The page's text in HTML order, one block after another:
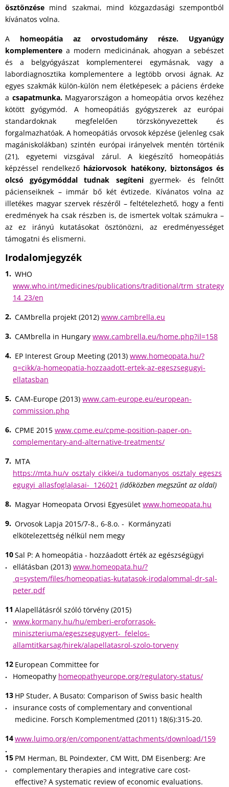
ösztönzése mind szakmai, mind közgazdasági szempontból
kívánatos volna.
A homeopátia az orvostudomány része. Ugyanúgy
komplementere a modern medicinának, ahogyan a sebészet
és a belgyógyászat komplementerei egymásnak, vagy a
labordiagnosztika komplementere a legtöbb orvosi ágnak. Az
egyes szakmák külön-külön nem életképesek; a páciens érdeke
a csapatmunka. Magyarországon a homeopátia orvos kezéhez
kötött gyógymód. A homeopátiás gyógyszerek az európai
standardoknak megfelelően törzskönyvezettek és
forgalmazhatóak. A homeopátiás orvosok képzése (jelenleg csak
magániskolákban) szintén európai irányelvek mentén történik
(21), egyetemi vizsgával zárul. A kiegészítő homeopátiás
képzéssel rendelkező háziorvosok hatékony, biztonságos és
olcsó gyógymóddal tudnak segítenigyermek- és felnőtt
pácienseiknek – immár bő két évtizede. Kívánatos volna az
illetékes magyar szervek részéről – feltételezhető, hogy a fenti
eredmények ha csak részben is, de ismertek voltak számukra –
az ez irányú kutatásokat ösztönözni, az eredményességet
támogatni és elismerni.
Irodalomjegyzék
WHO
www.who.int/medicines/publications/traditional/trm_strategy
14_23/en
CAMbrella projekt (2012) www.cambrella.eu
CAMbrella in Hungary www.cambrella.eu/home.php?il=158
EP Interest Group Meeting (2013) www.homeopata.hu/?
q=cikk/a-homeopatia-hozzaadott-ertek-az-egeszsegugyi-
ellatasban
CAM-Europe (2013) www.cam-europe.eu/european-
commission.php
CPME 2015 www.cpme.eu/cpme-position-paper-on-
complementary-and-alternative-treatments/
MTA
https://mta.hu/v_osztaly_cikkei/a_tudomanyos_osztaly_egeszs
egugyi_allasfoglalasai- 126021 (időközben megszűnt az oldal)
Magyar Homeopata Orvosi Egyesület www.homeopata.hu
Orvosok Lapja 2015/7-8., 6-8.o. - Kormányzati
elkötelezettség nélkül nem megy
Sal P: A homeopátia - hozzáadott érték az egészségügyi
ellátásban (2013) www.homeopata.hu/?
q=system/files/homeopatias-kutatasok-irodalommal-dr-sal-
peter.pdf
Alapellátásról szóló törvény (2015)
www.kormany.hu/hu/emberi-eroforrasok-
miniszteriuma/egeszsegugyert- felelos-
allamtitkarsag/hirek/alapellatasrol-szolo-torveny
European Committee for
Homeopathy homeopathyeurope.org/regulatory-status/
HP Studer, A Busato: Comparison of Swiss basic health
insurance costs of complementary and conventional
medicine. Forsch Komplementmed (2011) 18(6):315-20.
www.luimo.org/en/component/attachments/download/159
PM Herman, BL Poindexter, CM Witt, DM Eisenberg: Are
complementary therapies and integrative care cost-
effective? A systematic review of economic evaluations.